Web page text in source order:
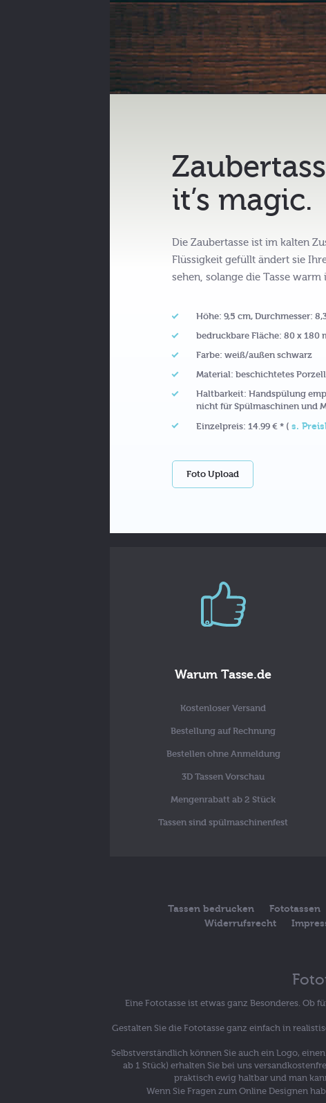
it’s magic.
Die Zaubertasse ist im kalten
Flüssigkeit gefüllt ändert sie
sehen, solange die Tasse warm
Höhe: 9,5 cm, Durchmesser:
bedruckbare Fläche: 80 x 180
Farbe: weiß/außen schwarz
Material: beschichtetes
Haltbarkeit: Handspülung
nicht für Spülmaschinen und
Einzelpreis: 14.99 € * ( s.
Foto Upload
Warum Tasse.de
Kostenloser Versand
Bestellung auf Rechnung
Bestellen ohne Anmeldung
3D Tassen Vorschau
Mengenrabatt ab 2 Stück
Tassen sind spülmaschinenfest
Tassen bedrucken Fototassen
Widerrufsrecht
Eine Fototasse ist etwas ganz Besonderes. Ob
Gestalten Sie die Fototasse ganz einfach in
Selbstverständlich können Sie auch ein Logo,
ab 1 Stück) erhalten Sie bei uns
praktisch ewig haltbar und man
Wenn Sie Fragen zum Online Designen